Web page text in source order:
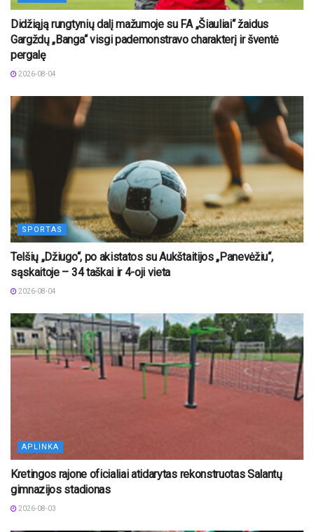
Didžiąją rungtynių dalį mažumoje su FA „Šiauliai“ žaidus
Gargždų „Banga“ visgi pademonstravo charakterį ir šventė
pergalę
2026-08-04
SPORTAS
Telšių „Džiugo“, po akistatos su Aukštaitijos „Panevėžiu“,
sąskaitoje – 34 taškai ir 4-oji vieta
2026-08-04
APLINKA
Kretingos rajone oficialiai atidarytas rekonstruotas Salantų
gimnazijos stadionas
2026-08-03